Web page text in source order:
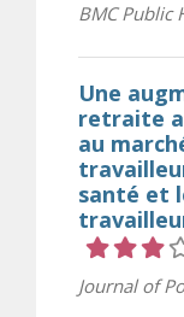
BMC Public
Une
retraite
au
santé et
Journal of